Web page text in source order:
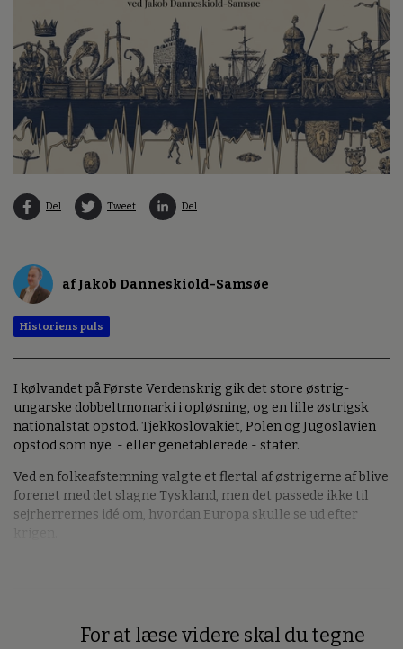
Del Tweet Del
af Jakob Danneskiold-Samsøe
Historiens puls
I kølvandet på Første Verdenskrig gik det store østrig-
ungarske dobbeltmonarki i opløsning, og en lille østrigsk
nationalstat opstod. Tjekkoslovakiet, Polen og Jugoslavien
opstod som nye - eller genetablerede - stater.
Ved en folkeafstemning valgte et flertal af østrigerne af blive
forenet med det slagne Tyskland, men det passede ikke til
sejrherrernes idé om, hvordan Europa skulle se ud efter
For at læse videre skal du tegne